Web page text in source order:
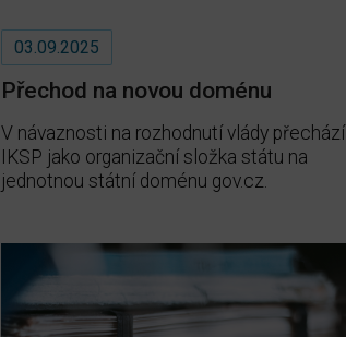
03.09.2025
Přechod na novou doménu
V návaznosti na rozhodnutí vlády přechází
IKSP jako organizační složka státu na
jednotnou státní doménu gov.cz.